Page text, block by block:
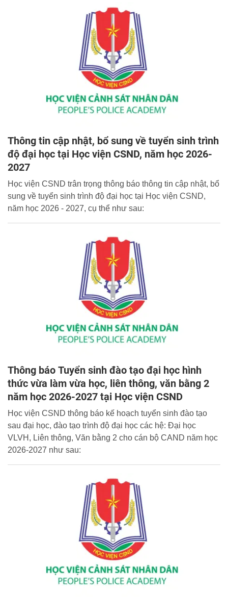
Thông tin cập nhật, bổ sung về tuyển sinh trình
độ đại học tại Học viện CSND, năm học 2026-
2027
Học viện CSND trân trọng thông báo thông tin cập nhật, bổ
sung về tuyển sinh trình độ đại học tại Học viện CSND,
năm học 2026 - 2027, cụ thể như sau:
Thông báo Tuyển sinh đào tạo đại học hình
thức vừa làm vừa học, liên thông, văn bằng 2
năm học 2026-2027 tại Học viện CSND
Học viện CSND thông báo kế hoạch tuyển sinh đào tạo
sau đại học, đào tạo trình độ đại học các hệ: Đại học
VLVH, Liên thông, Văn bằng 2 cho cán bộ CAND năm học
2026-2027 như sau: